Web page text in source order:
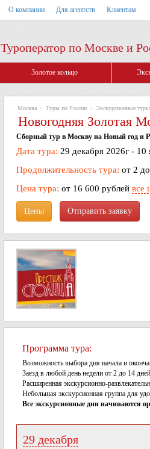
О компании Для агентств Клиентам
Туроператор по Москве и
Золотое кольцо
Москва » Туры по России » Экскурсионные туры
Новогодняя Золотая
Сборный тур в Москву на Новый год и
Дата тура: 29 декабря 2026г - 10
Продолжительность тура: от 2
Цена тура: от 16 600 рублей все
Цены
Программа тура:
Возможность выбора дня начала и
Заезд в любой день недели от 2 до 14 дней
Расширенная экскурсионно-
Небольшая экскурсионная группа для
Все экскурсионные дни начинаются
29 декабря